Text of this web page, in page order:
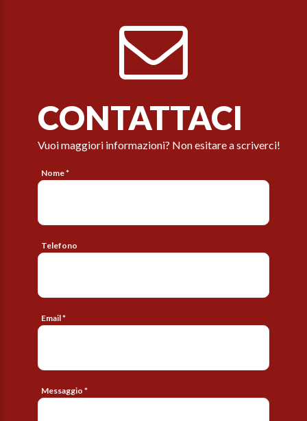
CONTATTACI
Vuoi maggiori informazioni? Non esitare a scriverci!
Nome *
Telefono
Email *
Messaggio *